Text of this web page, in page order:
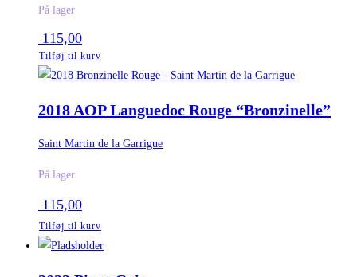
På lager
115,00
Tilføj til kurv
2018 AOP Languedoc Rouge “Bronzinelle”
Saint Martin de la Garrigue
På lager
115,00
Tilføj til kurv